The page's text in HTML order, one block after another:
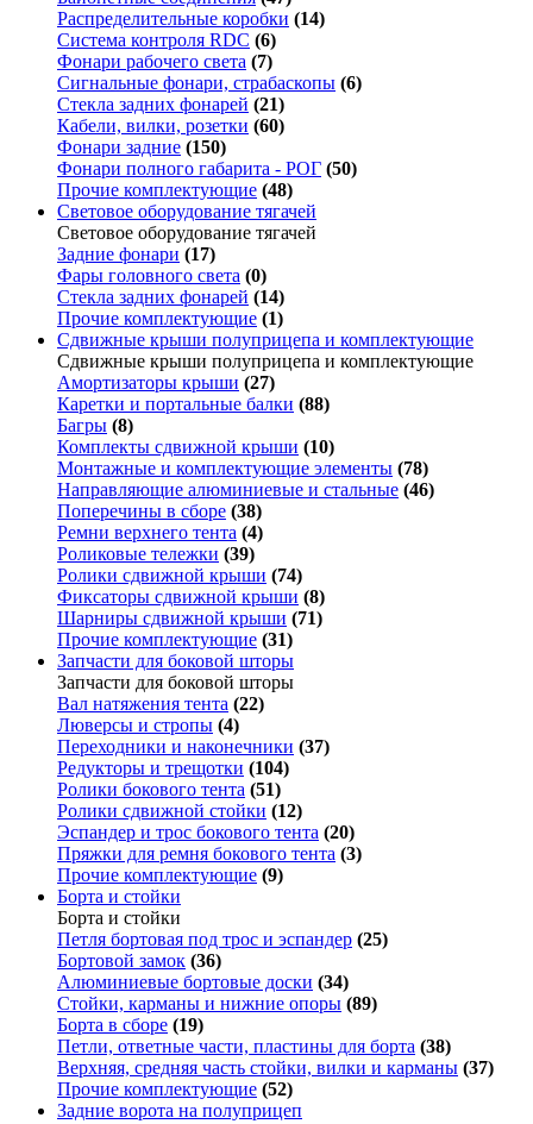
Распределительные коробки (14)
Система контроля RDC (6)
Фонари рабочего света (7)
Сигнальные фонари, страбаскопы (6)
Стекла задних фонарей (21)
Кабели, вилки, розетки (60)
Фонари задние (150)
Фонари полного габарита - РОГ (50)
Прочие комплектующие (48)
Световое оборудование тягачей
Световое оборудование тягачей
Задние фонари (17)
Фары головного света (0)
Стекла задних фонарей (14)
Прочие комплектующие (1)
Сдвижные крыши полуприцепа и комплектующие
Сдвижные крыши полуприцепа и комплектующие
Амортизаторы крыши (27)
Каретки и портальные балки (88)
Багры (8)
Комплекты сдвижной крыши (10)
Монтажные и комплектующие элементы (78)
Направляющие алюминиевые и стальные (46)
Поперечины в сборе (38)
Ремни верхнего тента (4)
Роликовые тележки (39)
Ролики сдвижной крыши (74)
Фиксаторы сдвижной крыши (8)
Шарниры сдвижной крыши (71)
Прочие комплектующие (31)
Запчасти для боковой шторы
Запчасти для боковой шторы
Вал натяжения тента (22)
Люверсы и стропы (4)
Переходники и наконечники (37)
Редукторы и трещотки (104)
Ролики бокового тента (51)
Ролики сдвижной стойки (12)
Эспандер и трос бокового тента (20)
Пряжки для ремня бокового тента (3)
Прочие комплектующие (9)
Борта и стойки
Борта и стойки
Петля бортовая под трос и эспандер (25)
Бортовой замок (36)
Алюминиевые бортовые доски (34)
Стойки, карманы и нижние опоры (89)
Борта в сборе (19)
Петли, ответные части, пластины для борта (38)
Верхняя, средняя часть стойки, вилки и карманы (37)
Прочие комплектующие (52)
Задние ворота на полуприцеп